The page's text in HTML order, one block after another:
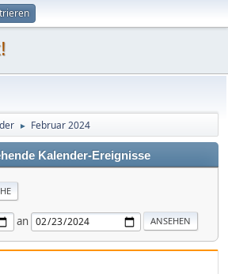
► Februar 2024
Kalender-Ereignisse
an